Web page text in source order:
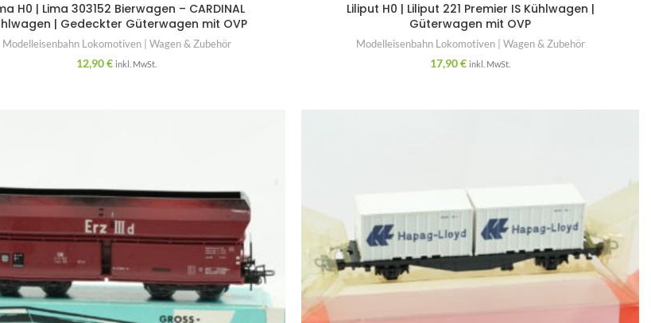
H0 | Lima 303152 Bierwagen – CARDINAL
| Gedeckter Güterwagen mit OVP
Modelleisenbahn Lokomotiven | Wagen & Zubehör
12,90€ inkl. MwSt.
Liliput H0 | Liliput 221 Premier IS Kühlwagen |
Güterwagen mit OVP
Modelleisenbahn Lokomotiven | Wagen & Zubehör
17,90€ inkl. MwSt.